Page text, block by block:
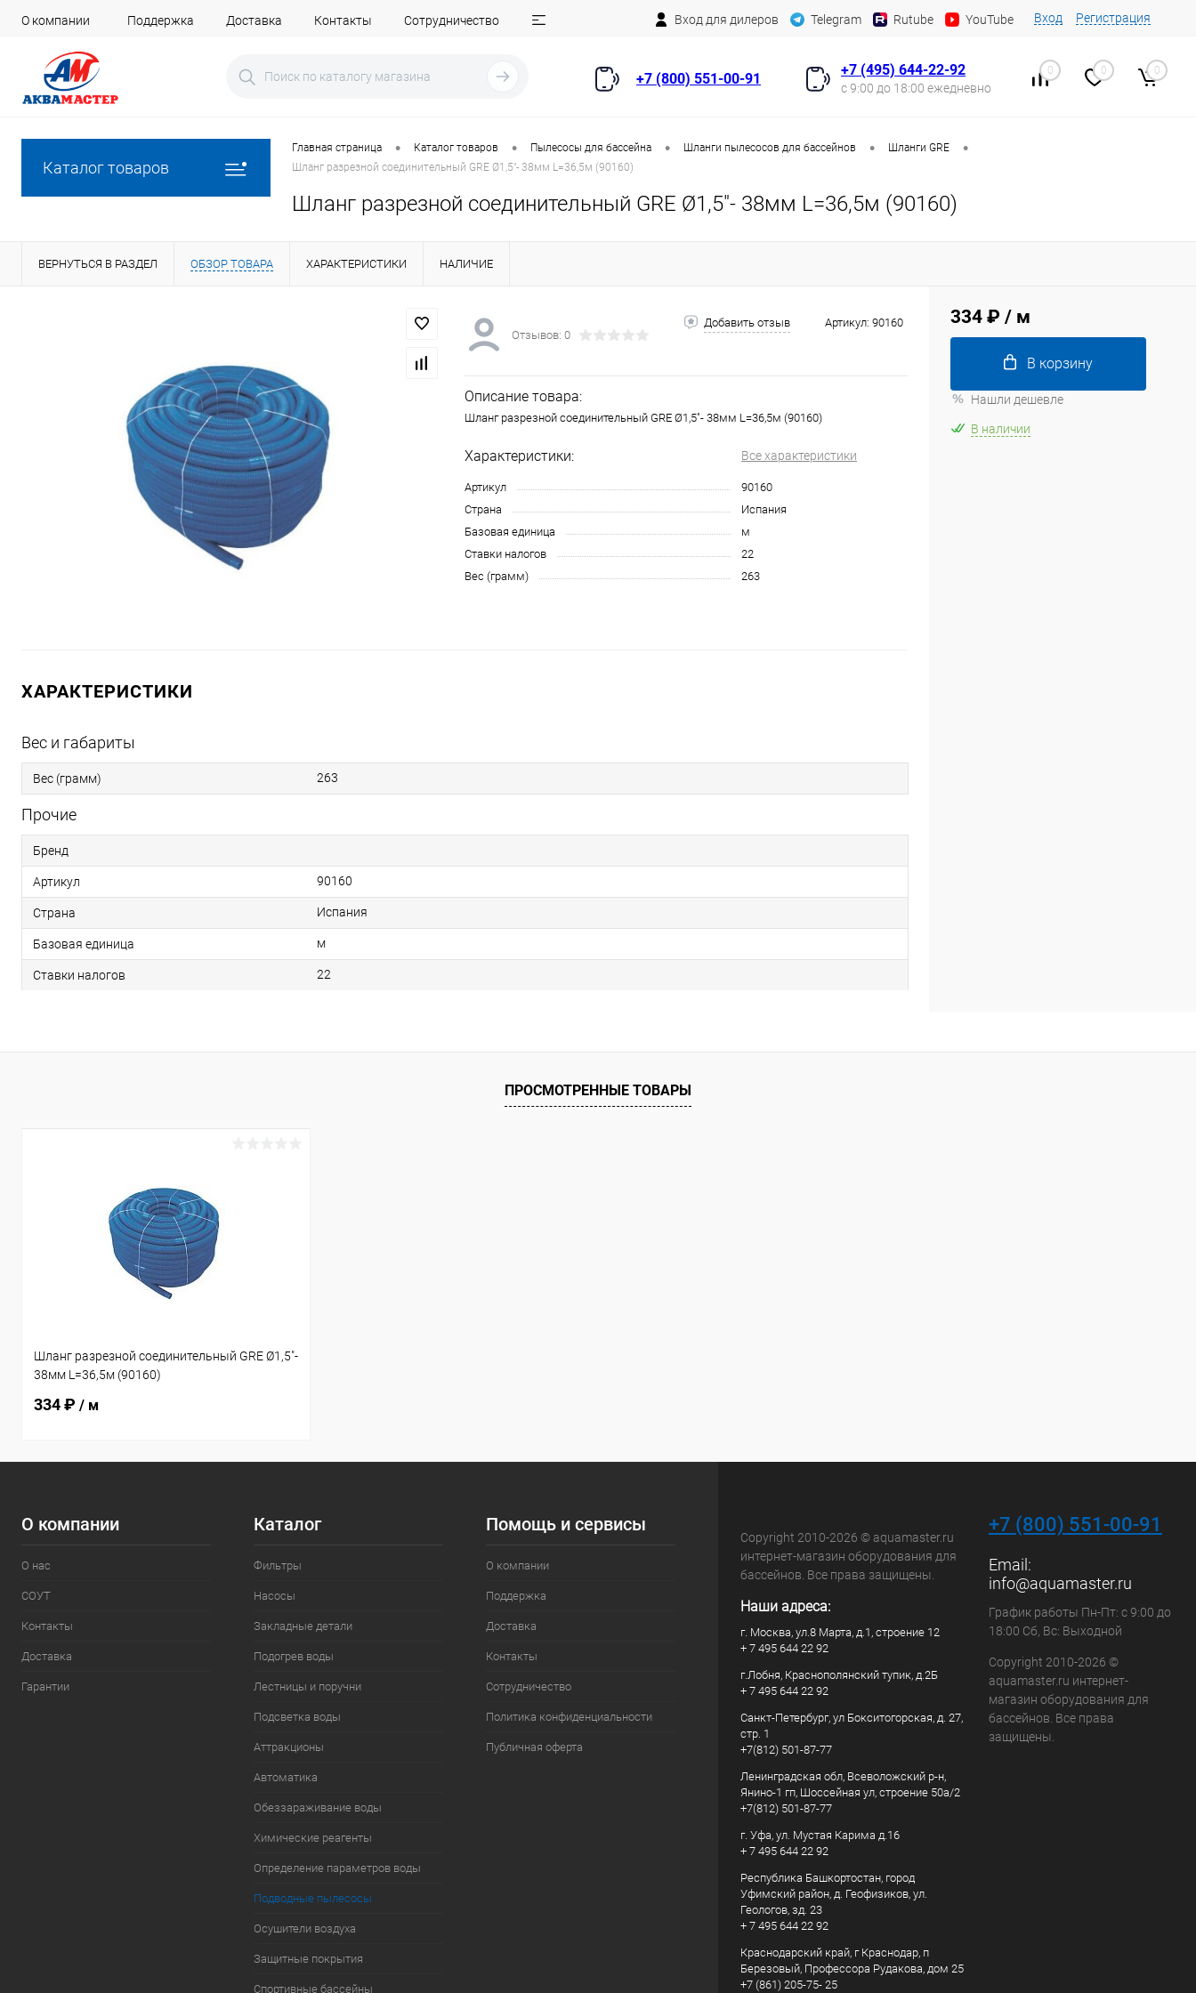
О компании Поддержка Доставка Контакты Сотрудничество Вход для дилеров Telegram Rutube YouTube Вход Регистрация
+7 (800) 551-00-91
+7 (495) 644-22-92
с 9:00 до 18:00 ежедневно
0 0 0
Каталог товаров
Главная страница • Каталог товаров • Пылесосы для бассейна • Шланги пылесосов для бассейнов • Шланги GRE •
Шланг разрезной соединительный GRE Ø1,5"- 38мм L=36,5м (90160)
Шланг разрезной соединительный GRE Ø1,5"- 38мм L=36,5м (90160)
ВЕРНУТЬСЯ В РАЗДЕЛ ОБЗОР ТОВАРА ХАРАКТЕРИСТИКИ НАЛИЧИЕ
Отзывов: 0
Добавить отзыв Артикул: 90160
Описание товара:
Шланг разрезной соединительный GRE Ø1,5"- 38мм L=36,5м (90160)
Характеристики: Все характеристики
Артикул
90160
Страна
Испания
Базовая единица
м
Ставки налогов
22
Вес (грамм)
263
ХАРАКТЕРИСТИКИ
Вес и габариты
Вес (грамм) 263
Прочие
Бренд
Артикул 90160
Страна Испания
Базовая единица м
Ставки налогов 22
334 ₽ / м
В корзину
Нашли дешевле
В наличии
ПРОСМОТРЕННЫЕ ТОВАРЫ
Шланг разрезной соединительный GRE Ø1,5"-
38мм L=36,5м (90160)
334 ₽ / м
О компании
О нас
СОУТ
Контакты
Доставка
Гарантии
Каталог
Фильтры
Насосы
Закладные детали
Подогрев воды
Лестницы и поручни
Подсветка воды
Аттракционы
Автоматика
Обеззараживание воды
Химические реагенты
Определение параметров воды
Подводные пылесосы
Осушители воздуха
Защитные покрытия
Спортивные бассейны
Помощь и сервисы
О компании
Поддержка
Доставка
Контакты
Сотрудничество
Политика конфиденциальности
Публичная оферта
Copyright 2010-2026 © aquamaster.ru
интернет-магазин оборудования для
бассейнов. Все права защищены.
Наши адреса:
г. Москва, ул.8 Марта, д.1, строение 12
+ 7 495 644 22 92
г.Лобня, Краснополянский тупик, д.2Б
+ 7 495 644 22 92
Санкт-Петербург, ул Бокситогорская, д. 27,
стр. 1
+7(812) 501-87-77
Ленинградская обл, Всеволожский р-н,
Янино-1 гп, Шоссейная ул, строение 50а/2
+7(812) 501-87-77
г. Уфа, ул. Мустая Карима д.16
+ 7 495 644 22 92
Республика Башкортостан, город
Уфимский район, д. Геофизиков, ул.
Геологов, зд. 23
+ 7 495 644 22 92
Краснодарский край, г Краснодар, п
Березовый, Профессора Рудакова, дом 25
+7 (861) 205-75- 25
+7 (800) 551-00-91
Email:
info@aquamaster.ru
График работы Пн-Пт: с 9:00 до
18:00 Сб, Вс: Выходной
Copyright 2010-2026 ©
aquamaster.ru интернет-
магазин оборудования для
бассейнов. Все права
защищены.